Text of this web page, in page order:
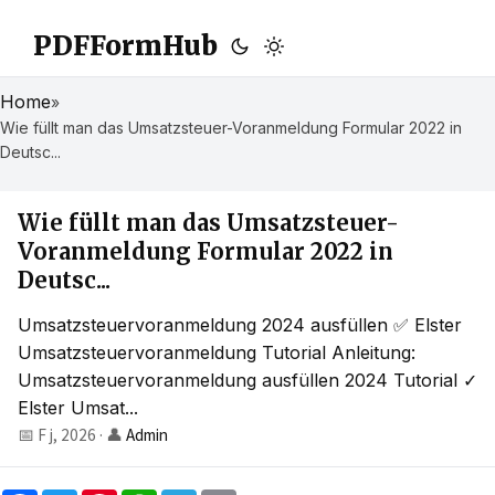
PDFFormHub
Home»
Wie füllt man das Umsatzsteuer-Voranmeldung Formular 2022 in
Deutsc...
Wie füllt man das Umsatzsteuer-
Voranmeldung Formular 2022 in
Deutsc...
Umsatzsteuervoranmeldung 2024 ausfüllen ✅ Elster
Umsatzsteuervoranmeldung Tutorial Anleitung:
Umsatzsteuervoranmeldung ausfüllen 2024 Tutorial ✓
Elster Umsat...
📅 F j, 2026 · 👤 Admin